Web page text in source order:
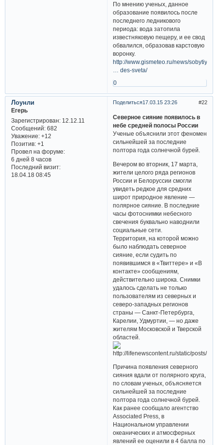
По мнению ученых, данное
образование появилось после
последнего ледникового
периода: вода затопила
известняковую пещеру, и ее свод
обвалился, образовав карстовую
воронку.
http://www.gismeteo.ru/news/sobytiya/
… des-sveta/
0
Поделиться 22
17.03.15 23:26
Лоунли
Егерь
Зарегистрирован: 12.12.11
Сообщений:682
Уважение: +12
Позитив: +1
Провел на форуме:
6 дней 8 часов
Последний визит:
18.04.18 08:45
Северное сияние появилось в
небе средней полосы России
Ученые объяснили этот феномен
сильнейшей за последние
полтора года солнечной бурей.
Вечером во вторник, 17 марта,
жители целого ряда регионов
России и Белоруссии смогли
увидеть редкое для средних
широт природное явление —
полярное сияние. В последние
часы фотоснимки небесного
свечения буквально наводнили
социальные сети.
Территория, на которой можно
было наблюдать северное
сияние, если судить по
появившимся в «Твиттере» и «В
контакте» сообщениям,
действительно широка. Снимки
удалось сделать не только
пользователям из северных и
северо-западных регионов
страны — Санкт-Петербурга,
Карелии, Удмуртии, — но даже
жителям Московской и Тверской
областей.
Причина появления северного
сияния вдали от полярного круга,
по словам ученых, объясняется
сильнейшей за последние
полтора года солнечной бурей.
Как ранее сообщало агентство
Associated Press, в
Национальном управлении
океанических и атмосферных
явлений ее оценили в 4 балла по